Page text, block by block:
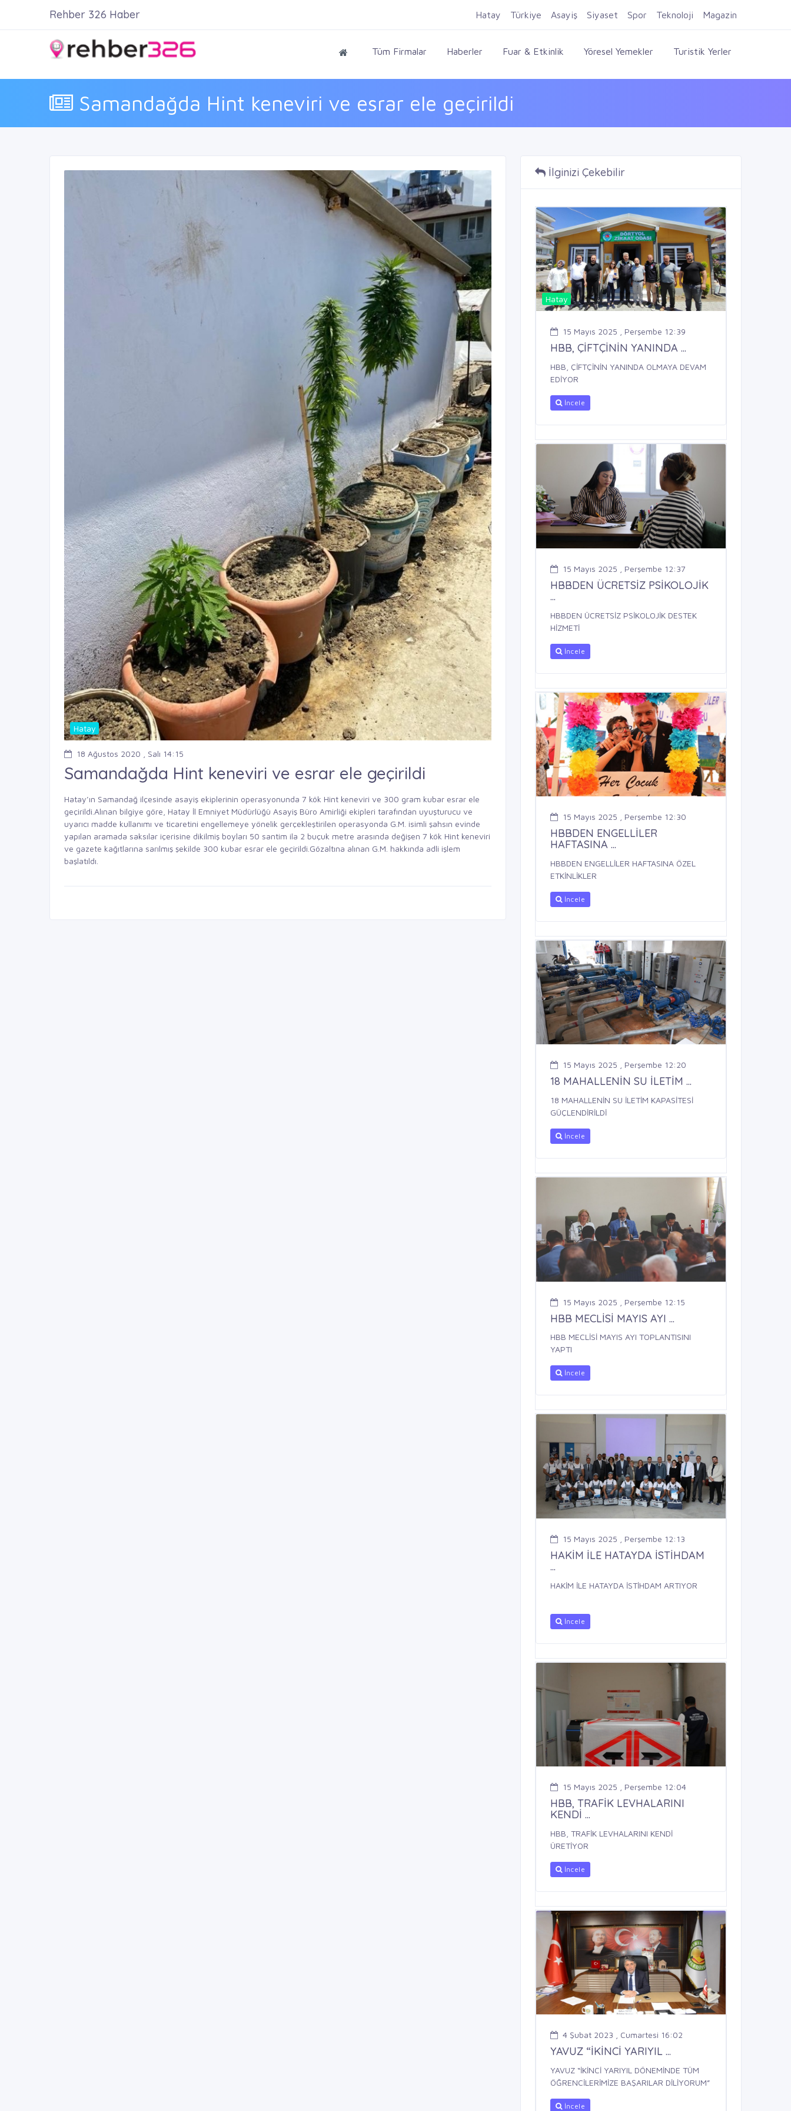
Firma Ekle Kayıt Ol Giriş Yap
Tüm Firmalar Haberler Fuar & Etkinlik Yöresel Yemekler Turistik Yerler
Samandağda Hint keneviri ve esrar ele geçirildi
Rehber 326 Haber Hatay Türkiye Asayiş Siyaset Spor Teknoloji Magazin
Hatay
18 Ağustos 2020 , Salı 14:15
Samandağda Hint keneviri ve esrar ele geçirildi
Hatay’ın Samandağ ilçesinde asayiş ekiplerinin operasyonunda 7 kök Hint keneviri ve 300 gram kubar esrar ele
geçirildi.Alınan bilgiye göre, Hatay İl Emniyet Müdürlüğü Asayiş Büro Amirliği ekipleri tarafından uyuşturucu ve
uyarıcı madde kullanımı ve ticaretini engellemeye yönelik gerçekleştirilen operasyonda G.M. isimli şahsın evinde
yapılan aramada saksılar içerisine dikilmiş boyları 50 santim ila 2 buçuk metre arasında değişen 7 kök Hint keneviri
ve gazete kağıtlarına sarılmış şekilde 300 kubar esrar ele geçirildi.Gözaltına alınan G.M. hakkında adli işlem
başlatıldı.
İlginizi Çekebilir
Hatay
15 Mayıs 2025 , Perşembe 12:39
HBB, ÇİFTÇİNİN YANINDA ...
HBB, ÇİFTÇİNİN YANINDA OLMAYA DEVAM
EDİYOR
İncele
15 Mayıs 2025 , Perşembe 12:37
HBBDEN ÜCRETSİZ PSİKOLOJİK
...
HBBDEN ÜCRETSİZ PSİKOLOJİK DESTEK
HİZMETİ
İncele
15 Mayıs 2025 , Perşembe 12:30
HBBDEN ENGELLİLER
HAFTASINA ...
HBBDEN ENGELLİLER HAFTASINA ÖZEL
ETKİNLİKLER
İncele
15 Mayıs 2025 , Perşembe 12:20
18 MAHALLENİN SU İLETİM ...
18 MAHALLENİN SU İLETİM KAPASİTESİ
GÜÇLENDİRİLDİ
İncele
15 Mayıs 2025 , Perşembe 12:15
HBB MECLİSİ MAYIS AYI ...
HBB MECLİSİ MAYIS AYI TOPLANTISINI
YAPTI
İncele
15 Mayıs 2025 , Perşembe 12:13
HAKİM İLE HATAYDA İSTİHDAM
...
HAKİM İLE HATAYDA İSTİHDAM ARTIYOR
İncele
15 Mayıs 2025 , Perşembe 12:04
HBB, TRAFİK LEVHALARINI
KENDİ ...
HBB, TRAFİK LEVHALARINI KENDİ
ÜRETİYOR
İncele
4 Şubat 2023 , Cumartesi 16:02
YAVUZ “İKİNCİ YARIYIL ...
YAVUZ “İKİNCİ YARIYIL DÖNEMİNDE TÜM
ÖĞRENCİLERİMİZE BAŞARILAR DİLİYORUM”
İncele